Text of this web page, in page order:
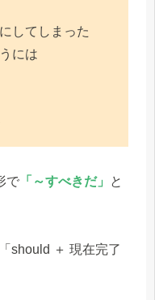
してしまった
には
で 「～すべきだ」
と
should ＋ 現在完了